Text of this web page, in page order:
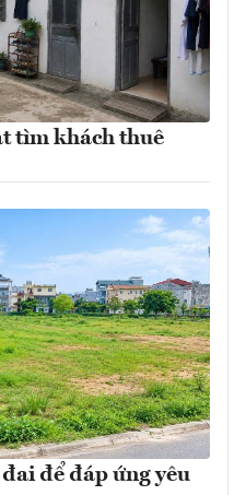
tìm khách thuê
để đáp ứng yêu